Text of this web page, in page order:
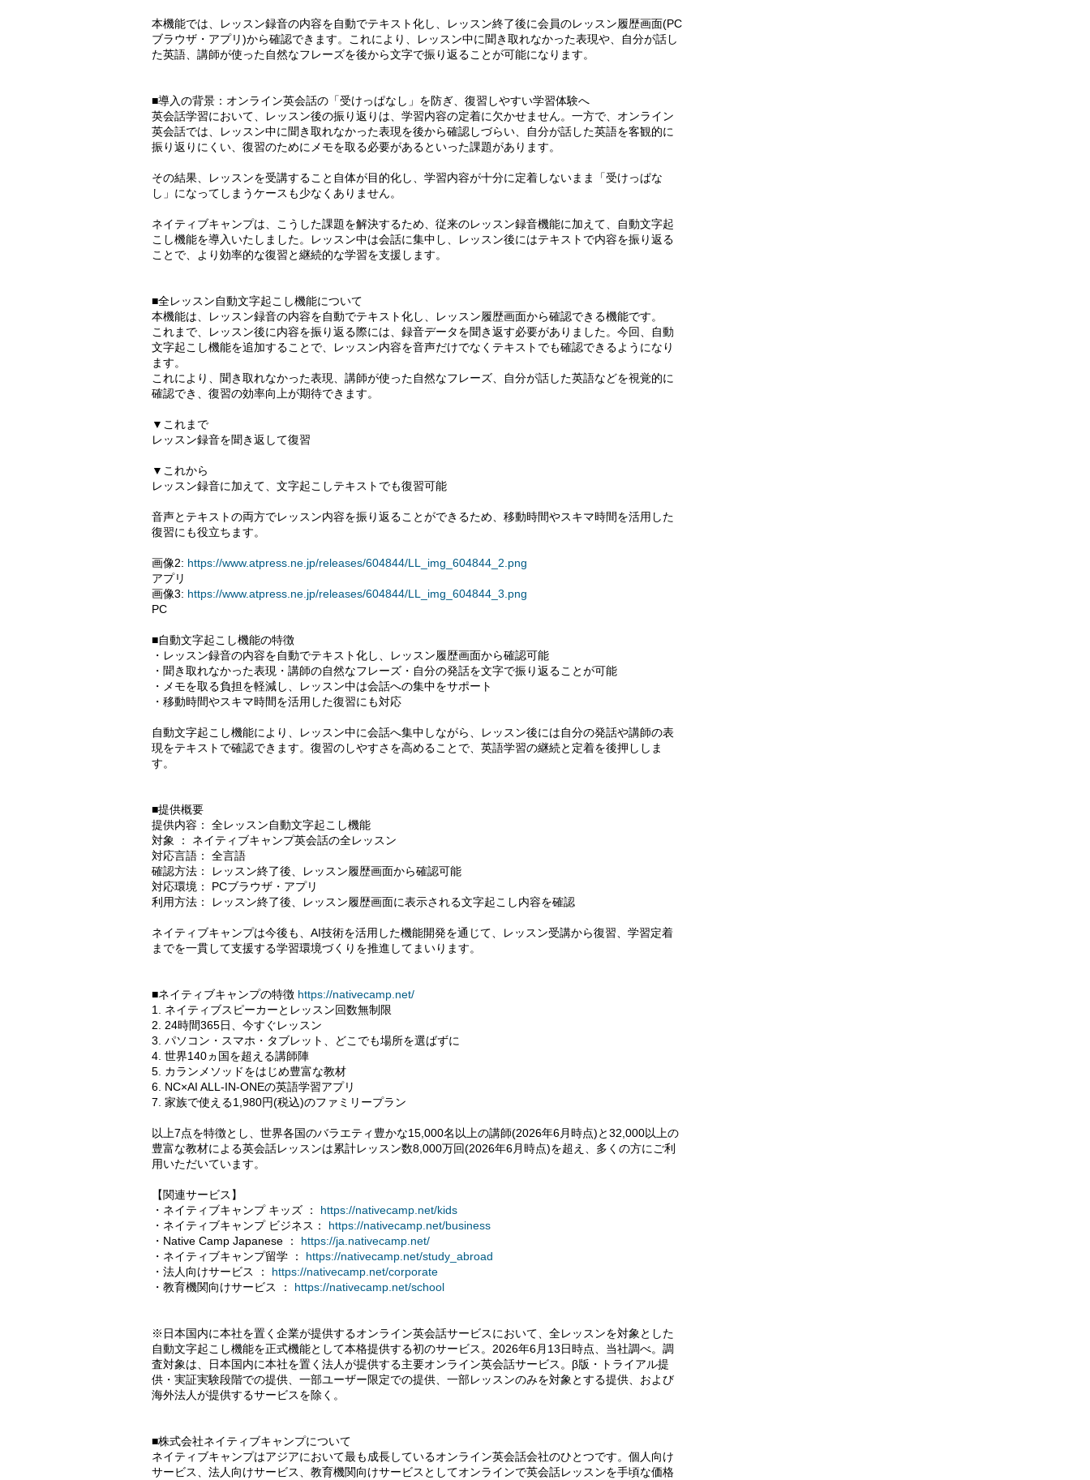
本機能では、レッスン録音の内容を自動でテキスト化し、レッスン終了後に会員のレッスン履歴画面(PC
ブラウザ・アプリ)から確認できます。これにより、レッスン中に聞き取れなかった表現や、自分が話し
た英語、講師が使った自然なフレーズを後から文字で振り返ることが可能になります。
■導入の背景：オンライン英会話の「受けっぱなし」を防ぎ、復習しやすい学習体験へ
英会話学習において、レッスン後の振り返りは、学習内容の定着に欠かせません。一方で、オンライン
英会話では、レッスン中に聞き取れなかった表現を後から確認しづらい、自分が話した英語を客観的に
振り返りにくい、復習のためにメモを取る必要があるといった課題があります。
その結果、レッスンを受講すること自体が目的化し、学習内容が十分に定着しないまま「受けっぱな
し」になってしまうケースも少なくありません。
ネイティブキャンプは、こうした課題を解決するため、従来のレッスン録音機能に加えて、自動文字起
こし機能を導入いたしました。レッスン中は会話に集中し、レッスン後にはテキストで内容を振り返る
ことで、より効率的な復習と継続的な学習を支援します。
■全レッスン自動文字起こし機能について
本機能は、レッスン録音の内容を自動でテキスト化し、レッスン履歴画面から確認できる機能です。
これまで、レッスン後に内容を振り返る際には、録音データを聞き返す必要がありました。今回、自動
文字起こし機能を追加することで、レッスン内容を音声だけでなくテキストでも確認できるようになり
ます。
これにより、聞き取れなかった表現、講師が使った自然なフレーズ、自分が話した英語などを視覚的に
確認でき、復習の効率向上が期待できます。
▼これまで
レッスン録音を聞き返して復習
▼これから
レッスン録音に加えて、文字起こしテキストでも復習可能
音声とテキストの両方でレッスン内容を振り返ることができるため、移動時間やスキマ時間を活用した
復習にも役立ちます。
画像2: https://www.atpress.ne.jp/releases/604844/LL_img_604844_2.png
アプリ
画像3: https://www.atpress.ne.jp/releases/604844/LL_img_604844_3.png
PC
■自動文字起こし機能の特徴
・レッスン録音の内容を自動でテキスト化し、レッスン履歴画面から確認可能
・聞き取れなかった表現・講師の自然なフレーズ・自分の発話を文字で振り返ることが可能
・メモを取る負担を軽減し、レッスン中は会話への集中をサポート
・移動時間やスキマ時間を活用した復習にも対応
自動文字起こし機能により、レッスン中に会話へ集中しながら、レッスン後には自分の発話や講師の表
現をテキストで確認できます。復習のしやすさを高めることで、英語学習の継続と定着を後押ししま
す。
■提供概要
提供内容： 全レッスン自動文字起こし機能
対象 ： ネイティブキャンプ英会話の全レッスン
対応言語： 全言語
確認方法： レッスン終了後、レッスン履歴画面から確認可能
対応環境： PCブラウザ・アプリ
利用方法： レッスン終了後、レッスン履歴画面に表示される文字起こし内容を確認
ネイティブキャンプは今後も、AI技術を活用した機能開発を通じて、レッスン受講から復習、学習定着
までを一貫して支援する学習環境づくりを推進してまいります。
■ネイティブキャンプの特徴 https://nativecamp.net/
1. ネイティブスピーカーとレッスン回数無制限
2. 24時間365日、今すぐレッスン
3. パソコン・スマホ・タブレット、どこでも場所を選ばずに
4. 世界140ヵ国を超える講師陣
5. カランメソッドをはじめ豊富な教材
6. NC×AI ALL-IN-ONEの英語学習アプリ
7. 家族で使える1,980円(税込)のファミリープラン
以上7点を特徴とし、世界各国のバラエティ豊かな15,000名以上の講師(2026年6月時点)と32,000以上の
豊富な教材による英会話レッスンは累計レッスン数8,000万回(2026年6月時点)を超え、多くの方にご利
用いただいています。
【関連サービス】
・ネイティブキャンプ キッズ ： https://nativecamp.net/kids
・ネイティブキャンプ ビジネス： https://nativecamp.net/business
・Native Camp Japanese ： https://ja.nativecamp.net/
・ネイティブキャンプ留学 ： https://nativecamp.net/study_abroad
・法人向けサービス ： https://nativecamp.net/corporate
・教育機関向けサービス ： https://nativecamp.net/school
※日本国内に本社を置く企業が提供するオンライン英会話サービスにおいて、全レッスンを対象とした
自動文字起こし機能を正式機能として本格提供する初のサービス。2026年6月13日時点、当社調べ。調
査対象は、日本国内に本社を置く法人が提供する主要オンライン英会話サービス。β版・トライアル提
供・実証実験段階での提供、一部ユーザー限定での提供、一部レッスンのみを対象とする提供、および
海外法人が提供するサービスを除く。
■株式会社ネイティブキャンプについて
ネイティブキャンプはアジアにおいて最も成長しているオンライン英会話会社のひとつです。個人向け
サービス、法人向けサービス、教育機関向けサービスとしてオンラインで英会話レッスンを手頃な価格